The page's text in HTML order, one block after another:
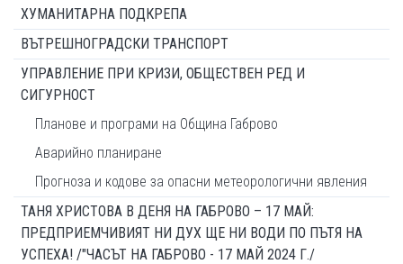
ХУМАНИТАРНА ПОДКРЕПА
ВЪТРЕШНОГРАДСКИ ТРАНСПОРТ
УПРАВЛЕНИЕ ПРИ КРИЗИ, ОБЩЕСТВЕН РЕД И
СИГУРНОСТ
Планове и програми на Община Габрово
Аварийно планиране
Прогноза и кодове за опасни метеорологични явления
ТАНЯ ХРИСТОВА В ДЕНЯ НА ГАБРОВО – 17 МАЙ:
ПРЕДПРИЕМЧИВИЯТ НИ ДУХ ЩЕ НИ ВОДИ ПО ПЪТЯ НА
УСПЕХА! /"ЧАСЪТ НА ГАБРОВО - 17 МАЙ 2024 Г./